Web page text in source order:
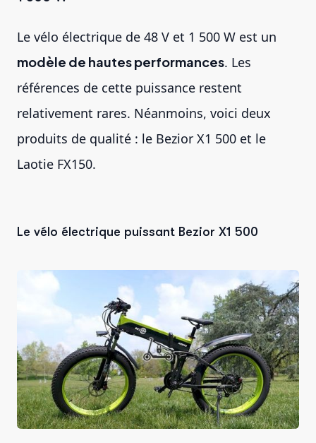
Le vélo électrique de 48 V et 1 500 W est un
modèle de hautes performances. Les
références de cette puissance restent
relativement rares. Néanmoins, voici deux
produits de qualité : le Bezior X1 500 et le
Laotie FX150.
Le vélo électrique puissant Bezior X1 500